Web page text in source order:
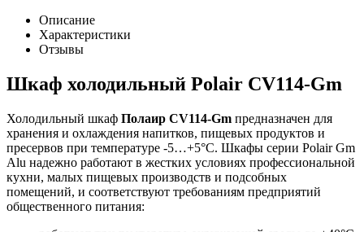
Описание
Характеристики
Отзывы
Шкаф холодильный Polair CV114-Gm
Холодильный шкаф Полаир CV114-Gm предназначен для
хранения и охлаждения напитков, пищевых продуктов и
пресервов при температуре -5…+5°С. Шкафы серии Polair Gm
Alu надежно работают в жестких условиях профессиональной
кухни, малых пищевых производств и подсобных
помещений, и соответствуют требованиям предприятий
общественного питания: